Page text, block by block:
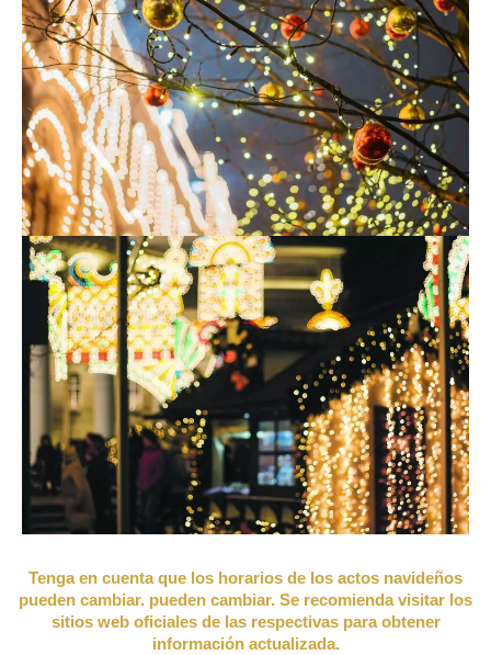
Tenga en cuenta que los horarios de los actos navideños
pueden cambiar. pueden cambiar. Se recomienda visitar los
sitios web oficiales de las respectivas para obtener
información actualizada.